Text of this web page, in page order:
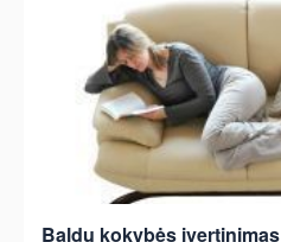
Baldų kokybės įvertinimas